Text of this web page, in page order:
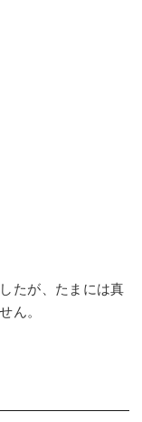
たが、たまには真
ん。